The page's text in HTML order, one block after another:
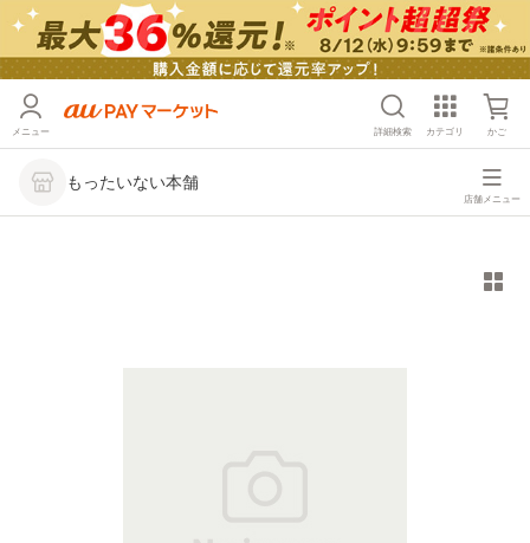
メニュー 詳細検索 カテゴリ かご
もったいない本舗
店舗メニュー